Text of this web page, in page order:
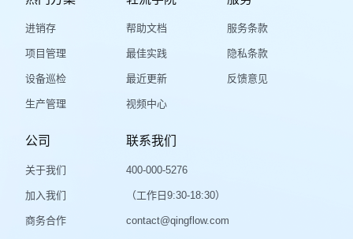
进销存
项目管理
设备巡检
生产管理
帮助文档
最佳实践
最近更新
视频中心
服务条款
隐私条款
反馈意见
公司
关于我们
加入我们
商务合作
联系我们
400-000-5276
（工作日9:30-18:30）
contact@qingflow.com